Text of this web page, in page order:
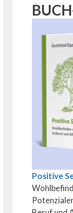
Positive